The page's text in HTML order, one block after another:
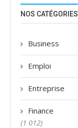
NOS CATÉGORIES
Business
Emploi
Entreprise
Finance
(1 012)